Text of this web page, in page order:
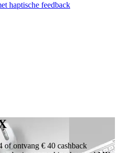
haptische feedback
of ontvang € 40 cashback